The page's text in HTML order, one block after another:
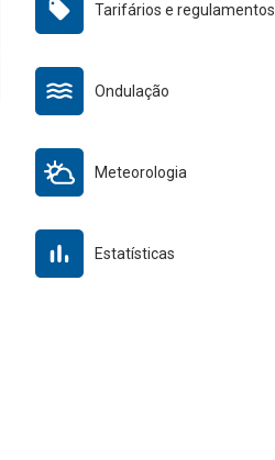
Tarifários e regulamentos
Ondulação
Meteorologia
Estatísticas